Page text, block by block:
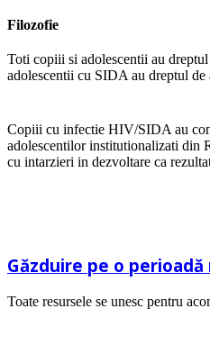
Filozofie
Toti copiii si adolescentii au
adolescentii cu SIDA au dreptul
Copiii cu infectie HIV/SIDA au
adolescentilor institutionalizati din
cu intarzieri in dezvoltare ca
Găzduire pe o
Toate resursele se unesc pentru